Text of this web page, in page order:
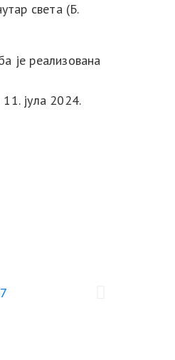
света (Б.
је реализована
јула 2024.